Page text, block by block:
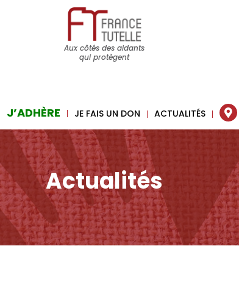
Aux côtés des aidants
qui protègent
J’ADHÈRE JE FAIS UN DON ACTUALITÉS
Actualités